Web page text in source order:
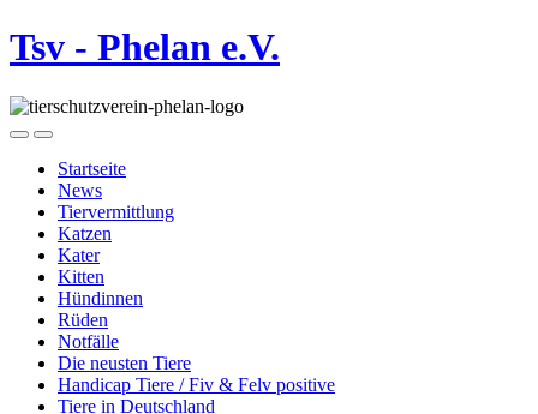
Tsv - Phelan e.V.
Startseite
News
Tiervermittlung
Katzen
Kater
Kitten
Hündinnen
Rüden
Notfälle
Die neusten Tiere
Handicap Tiere / Fiv & Felv positive
Tiere in Deutschland